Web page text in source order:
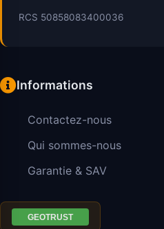
RCS 50858083400036
Informations
Contactez-nous
Qui sommes-nous
Garantie & SAV